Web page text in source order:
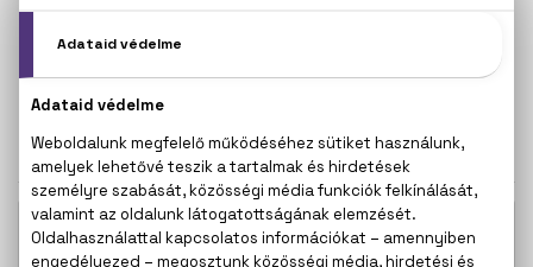
100 ml
KAPCSOLÓDÓ TERMÉKEK
Cool Water Woman Eau De Toilette
Mini 5 ml
5.800 Ft